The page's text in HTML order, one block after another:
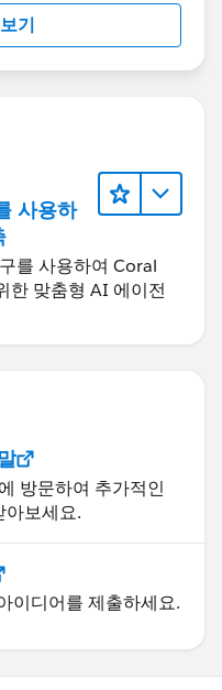
기
사용하
를 사용하여 Coral
한 맞춤형 AI 에이전
방문하여 추가적인
아보세요.
이디어를 제출하세요.